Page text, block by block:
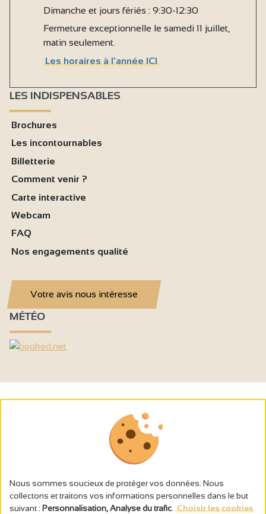
Dimanche et jours fériés : 9:30-12:30
Fermeture exceptionnelle le samedi 11 juillet,
matin seulement.
Les horaires à l'année ICI
LES INDISPENSABLES
Brochures
Les incontournables
Billetterie
Comment venir ?
Carte interactive
Webcam
FAQ
Nos engagements qualité
Votre avis nous intéresse
MÉTÉO
Nous sommes soucieux de protéger vos données. Nous
collectons et traitons vos informations personnelles dans le but
suivant : Personnalisation, Analyse du trafic Choisir les cookies